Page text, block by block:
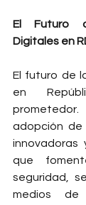
El Futuro
Digitales en
El futuro de
en
adopción de
que
seguridad,
medios